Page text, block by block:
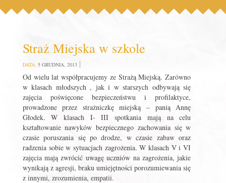
Straż Miejska w szkole
DATA: 5 GRUDNIA, 2013
Od wielu lat współpracujemy ze Strażą Miejską. Zarówno
w klasach młodszych , jak i w starszych odbywają się
zajęcia poświęcone bezpieczeństwu i profilaktyce,
prowadzone przez strażniczkę miejską – panią Annę
Głodek. W klasach I- III spotkania mają na celu
kształtowanie nawyków bezpiecznego zachowania się w
czasie poruszania się po drodze, w czasie zabaw oraz
radzenia sobie w sytuacjach zagrożenia. W klasach V i VI
zajęcia mają zwrócić uwagę uczniów na zagrożenia, jakie
wynikają z agresji, braku umiejętności porozumiewania się
z innymi, zrozumienia, empatii.